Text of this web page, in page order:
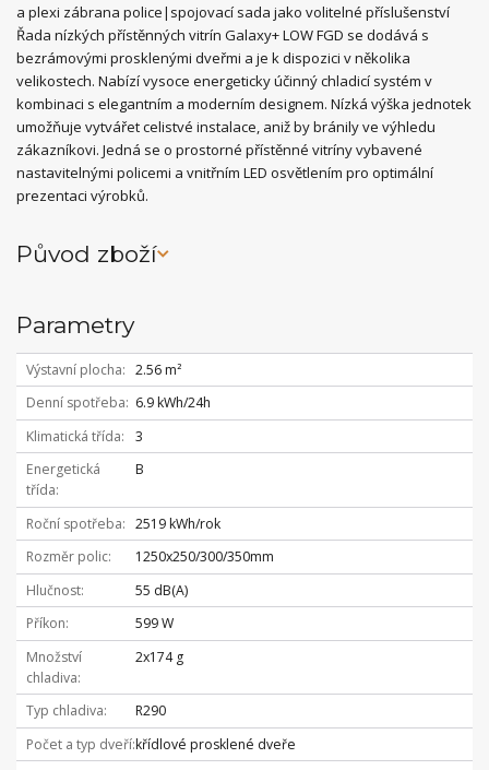
a plexi zábrana police|spojovací sada jako volitelné příslušenství
Řada nízkých přístěnných vitrín Galaxy+ LOW FGD se dodává s
bezrámovými prosklenými dveřmi a je k dispozici v několika
velikostech. Nabízí vysoce energeticky účinný chladicí systém v
kombinaci s elegantním a moderním designem. Nízká výška jednotek
umožňuje vytvářet celistvé instalace, aniž by bránily ve výhledu
zákazníkovi. Jedná se o prostorné přístěnné vitríny vybavené
nastavitelnými policemi a vnitřním LED osvětlením pro optimální
prezentaci výrobků.
Původ zboží
Parametry
Výstavní plocha
2.56 m²
Denní spotřeba
6.9 kWh/24h
Klimatická třída
3
Energetická
třída
B
Roční spotřeba
2519 kWh/rok
Rozměr polic
1250x250/300/350mm
Hlučnost
55 dB(A)
Příkon
599 W
Množství
chladiva
2x174 g
Typ chladiva
R290
Počet a typ dveříkřídlové prosklené dveře